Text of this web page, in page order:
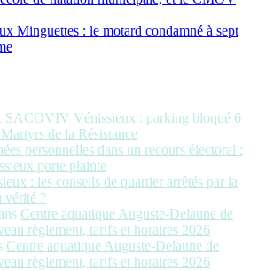
Minguettes : le motard condamné à sept
SACOVIV Vénissieux : parking bloqué 6
de la Résistance
personnelles dans un recours électoral :
porte plainte
: les conseils de quartier arrêtés par la
vérité ?
Centre aquatique Auguste-Delaune de
règlement, tarifs et horaires 2026
Centre aquatique Auguste-Delaune de
règlement, tarifs et horaires 2026